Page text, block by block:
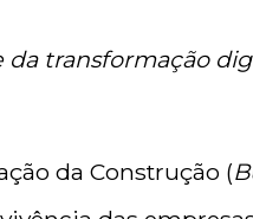
da transformação
da Construção (